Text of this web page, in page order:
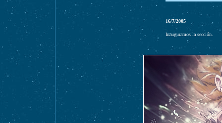
16/7/2005
Inauguramos la sección.